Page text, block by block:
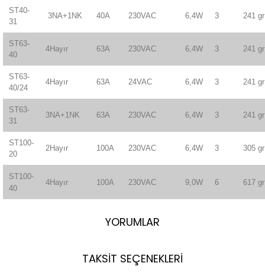
ST40-
31
3NA+1NK 40A 230VAC 6,4W 3 241 gr
ST63-
40
4Hayır 63A 230VAC 6,4W 3 241 gr
ST63-
40/24
4Hayır 63A 24VAC 6,4W 3 241 gr
ST63-
31
3NA+1NK 63A 230VAC 6,4W 3 241 gr
ST100-
20
2Hayır 100A 230VAC 6,4W 3 305 gr
ST100-
40
4Hayır 100A 230VAC 9,0W 6 617 gr
YORUMLAR
TAKSİT SEÇENEKLERİ